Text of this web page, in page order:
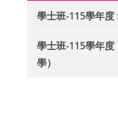
學士班-115學年度
學士班-115學年
學）